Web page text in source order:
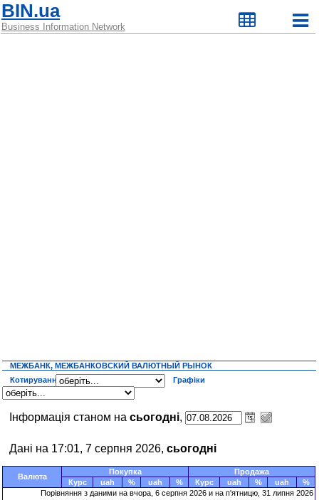
BIN.ua
Business Information Network
МЕЖБАНК, МЕЖБАНКОВСКИЙ ВАЛЮТНЫЙ РЫНОК
Котирування
Графіки
Інформація станом на сьогодні,
Дані на 17:01, 7 серпня 2026, сьогодні
Валюта
Покупка
Продажа
Курс
uah % uah % Курс uah % uah
%
Порівняння з даними на вчора , 6 серпня 2026 и на п'ятницю, 31 липня 2026